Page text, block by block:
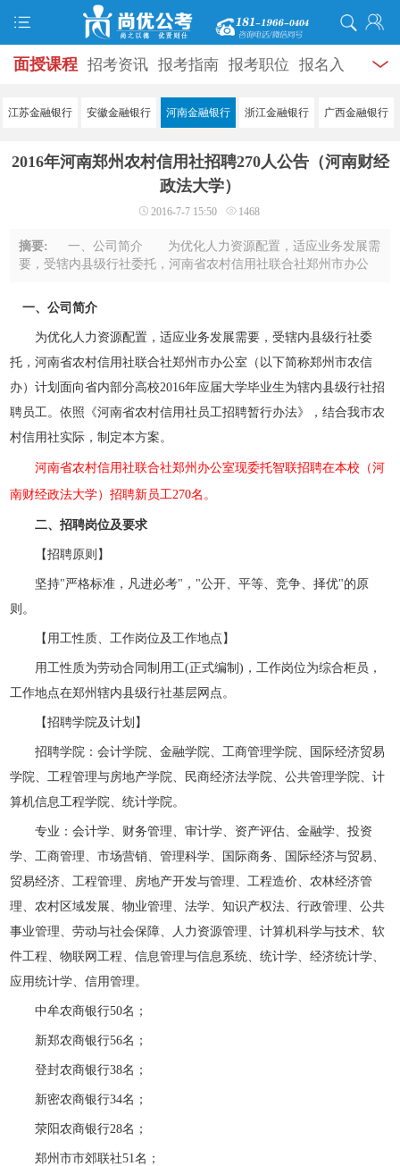
面授课程 招考资讯 报考指南 报考职位 报名入
口 打准考证 成绩查询 面试公告 录用公示 辅导
学员风采 名师团队
江苏金融银行 安徽金融银行 河南金融银行 浙江金融银行 广西金融银行
2016年河南郑州农村信用社招聘270人公告（河南财经
政法大学）
2016-7-7 15:50 1468
摘要:
一、公司简介 为优化人力资源配置，适应业务发展需
要，受辖内县级行社委托，河南省农村信用社联合社郑州市办公
大学毕业生为辖内县级行社招聘员工。依 ...
一、公司简介
为优化人力资源配置，适应业务发展需要，受辖内县级行社委
托，河南省农村信用社联合社郑州市办公室（以下简称郑州市农信
办）计划面向省内部分高校2016年应届大学毕业生为辖内县级行社招
聘员工。依照《河南省农村信用社员工招聘暂行办法》，结合我市农
村信用社实际，制定本方案。
河南省农村信用社联合社郑州办公室现委托智联招聘在本校（河
南财经政法大学）招聘新员工270名。
二、招聘岗位及要求
【招聘原则】
坚持"严格标准，凡进必考"，"公开、平等、竞争、择优"的原
则。
【用工性质、工作岗位及工作地点】
用工性质为劳动合同制用工(正式编制)，工作岗位为综合柜员，
工作地点在郑州辖内县级行社基层网点。
【招聘学院及计划】
招聘学院：会计学院、金融学院、工商管理学院、国际经济贸易
学院、工程管理与房地产学院、民商经济法学院、公共管理学院、计
算机信息工程学院、统计学院。
专业：会计学、财务管理、审计学、资产评估、金融学、投资
学、工商管理、市场营销、管理科学、国际商务、国际经济与贸易、
贸易经济、工程管理、房地产开发与管理、工程造价、农林经济管
理、农村区域发展、物业管理、法学、知识产权法、行政管理、公共
事业管理、劳动与社会保障、人力资源管理、计算机科学与技术、软
件工程、物联网工程、信息管理与信息系统、统计学、经济统计学、
应用统计学、信用管理。
中牟农商银行50名；
新郑农商银行56名；
登封农商银行38名；
新密农商银行34名；
荥阳农商银行28名；
郑州市市郊联社51名；